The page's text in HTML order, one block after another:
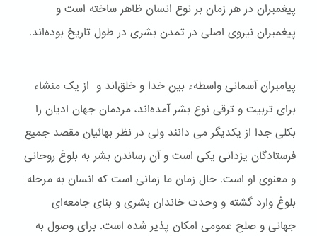
پیغمبران در هر زمان بر نوع انسان ظاهر ساخته است و
پیغمبران نیروی اصلی در تمدن بشری در طول تاریخ بوده‌اند.
پیامبران آسمانی واسطهء بین خدا و خلق‌اند و از یک منشاء
برای تربیت و ترقی نوع بشر آمده‌اند، مردمان جهان ادیان را
بکلی جدا از یکدیگر می دانند ولی در نظر بهائیان مقصد جمیع
فرستادگان یزدانی یکی است و آن رساندن بشر به بلوغ روحانی
و معنوی او است. حال زمان ما زمانی است که انسان به مرحله
بلوغ وارد گشته و وحدت خاندان بشری و بنای جامعه‌ای
جهانی و صلح عمومی امکان پذیر شده است. برای وصول به